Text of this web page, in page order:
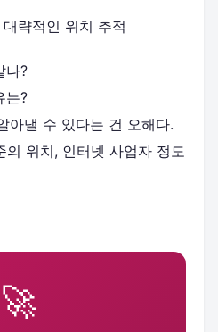
략적인 위치 추적
나?
는?
아낼 수 있다는 건 오해다.
의 위치, 인터넷 사업자 정도
🚀